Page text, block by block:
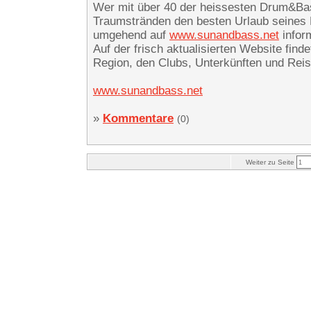
Wer mit über 40 der heissesten
Traumstränden den besten Urlaub
umgehend auf www.sunandbass.net
Auf der frisch aktualisierten Website
Region, den Clubs, Unterkünften und
www.sunandbass.net
» Kommentare (0)
Weiter zu Seite